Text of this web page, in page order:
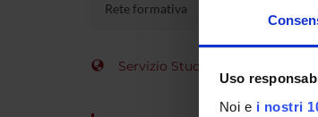
Uso
Noi e i nostri
Rete formativa
Servizio Studenti Internazionali